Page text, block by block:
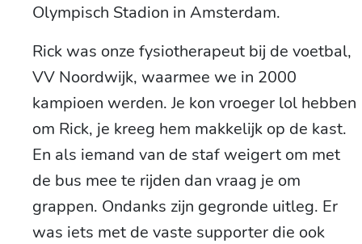
Olympisch Stadion in Amsterdam.
Rick was onze fysiotherapeut bij de voetbal,
VV Noordwijk, waarmee we in 2000
kampioen werden. Je kon vroeger lol hebben
om Rick, je kreeg hem makkelijk op de kast.
En als iemand van de staf weigert om met
de bus mee te rijden dan vraag je om
grappen. Ondanks zijn gegronde uitleg. Er
was iets met de vaste supporter die ook